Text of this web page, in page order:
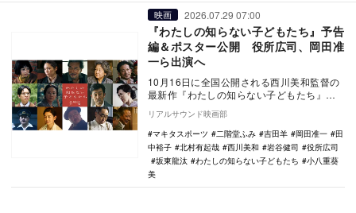
映画 2026.07.29 07:00
『わたしの知らない子どもたち』予告
編＆ポスター公開 役所広司、岡田准
一ら出演へ
10月16日に全国公開される西川美和監督の
最新作『わたしの知らない子どもたち』の
予告編とポスタービジュアルが公開。また
新キャスト…
リアルサウンド映画部
マキタスポーツ
二階堂ふみ 吉田羊 岡田准一
田
中裕子
北村有起哉 西川美和 岩谷健司
役所広司
坂東龍汰
わたしの知らない子どもたち
小八重葵
美